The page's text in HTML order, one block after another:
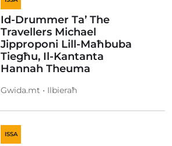
Id-Drummer Ta’ The
Travellers Michael
Jipproponi Lill-Maħbuba
Tiegħu, Il-Kantanta
Hannah Theuma
Gwida.mt • Ilbieraħ
ISSA